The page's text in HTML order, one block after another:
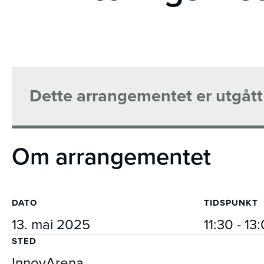
Dette arrangementet er utgått
Om arrangementet
DATO
13. mai 2025
TIDSPUNKT
11:30 -
STED